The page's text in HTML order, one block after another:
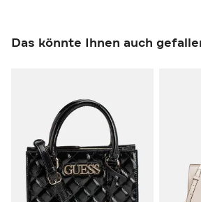
Das könnte Ihnen auch